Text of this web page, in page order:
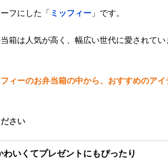
フにした「 ミッフィー」です。
箱は人気が高く、幅広い世代に愛されてい
フィーのお弁当箱の中から、おすすめのアイ
さい
いくてプレゼントにもぴったり